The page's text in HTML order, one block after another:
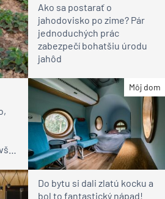
Ako sa postarať o
jahodovisko po zime? Pár
jednoduchých prác
zabezpečí bohatšiu úrodu
jahôd
Môj dom
Do bytu si dali zlatú kocku a
bol to fantastický nápad!